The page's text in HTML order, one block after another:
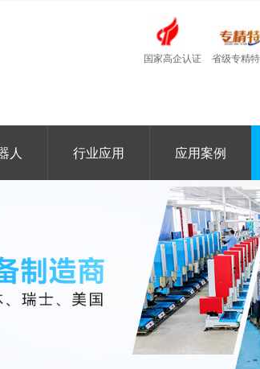
国家高企认证 省级专精
人 行业应用 应用案例